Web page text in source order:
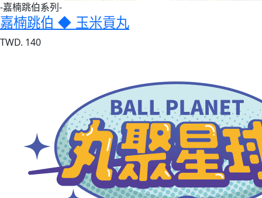
-嘉楠跳伯系列-
嘉楠跳伯 ◆ 玉米貢丸
TWD. 140